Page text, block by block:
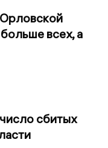
всех, а
сбитых